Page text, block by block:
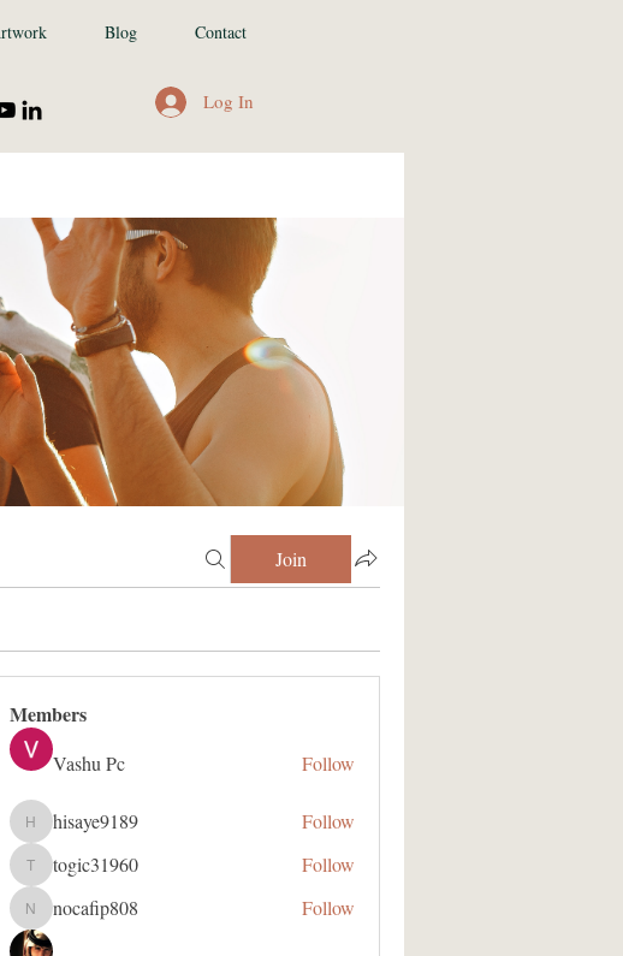
Blog Contact
Log In
Join
Members
Vashu Pc Follow
hisaye9189
hisaye9189 Follow
togic31960
togic31960 Follow
nocafip808
nocafip808 Follow